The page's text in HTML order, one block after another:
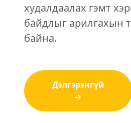
худалдаалах гэмт
байдлыг арилгахын
байна.
Дэлгэрэнгүй
→